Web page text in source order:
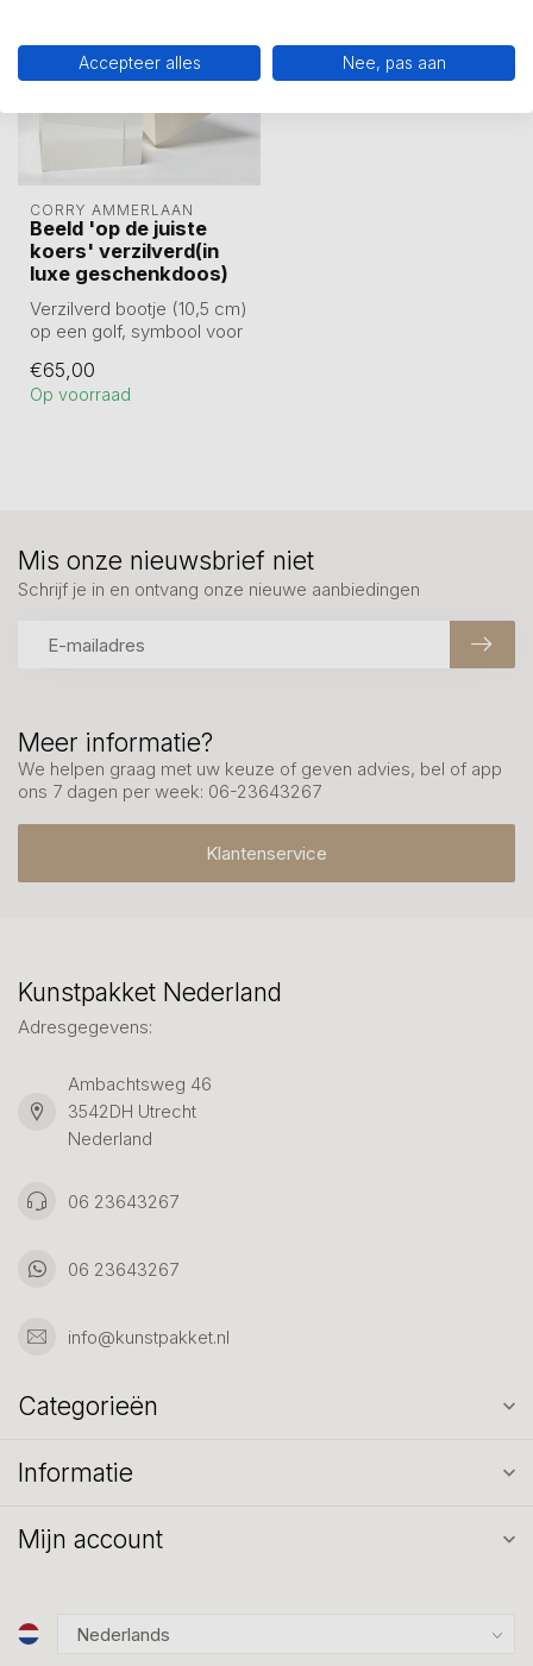
CORRY AMMERLAAN
Beeld 'op de juiste
koers' verzilverd(in
luxe geschenkdoos)
Verzilverd bootje (10,5 cm)
op een golf, symbool voor
€65,00
Op voorraad
Meer informatie?
We helpen graag met uw keuze of geven advies, bel of app
ons 7 dagen per week: 06-23643267
Klantenservice
Mis onze nieuwsbrief niet
Schrijf je in en ontvang onze nieuwe aanbiedingen
Kunstpakket Nederland
Adresgegevens:
Ambachtsweg 46
3542DH Utrecht
Nederland
06 23643267
06 23643267
info@kunstpakket.nl
Categorieën
Informatie
Mijn account
Accepteer alles Nee, pas aan